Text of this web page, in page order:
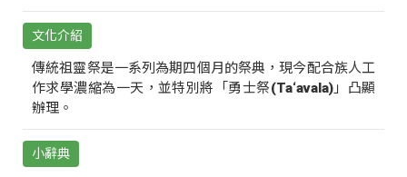
文化介紹
傳統祖靈祭是一系列為期四個月的祭典，現今配合族人工
作求學濃縮為一天，並特別將「勇士祭(Ta‘avala)」凸顯
辦理。
小辭典